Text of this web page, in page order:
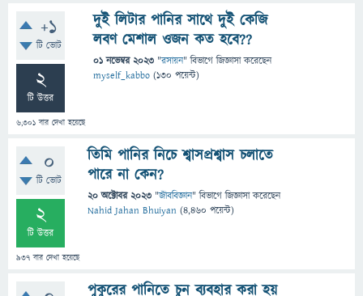
+1
টি ভোট
2
টি উত্তর
6,301 বার দেখা হয়েছে
দুই লিটার পানির সাথে দুই কেজি
লবণ মেশাল ওজন কত হবে??
01 নভেম্বর 2023 "রসায়ন" বিভাগে জিজ্ঞাসাকরেছেন
myself_kabbo (130 পয়েন্ট)
0
টি ভোট
2
টি উত্তর
937 বার দেখা হয়েছে
তিমি পানির নিচে শ্বাসপ্রশ্বাস চলাতে
পারে না কেন?
20 অক্টোবর 2023 "জীববিজ্ঞান" বিভাগে জিজ্ঞাসাকরেছেন
Nahid Jahan Bhuiyan (4,460 পয়েন্ট)
পুকুরের পানিতে চুন ব্যবহার করা হয়